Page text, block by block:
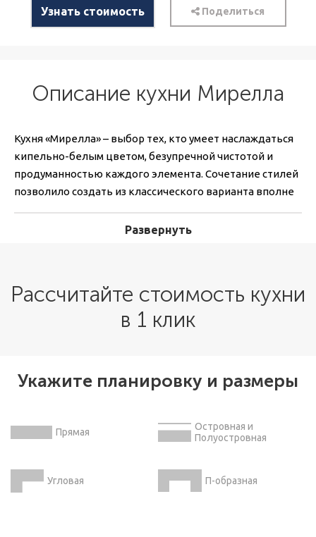
Описание кухни Мирелла
Кухня «Мирелла» – выбор тех, кто умеет наслаждаться
кипельно-белым цветом, безупречной чистотой и
продуманностью каждого элемента. Сочетание стилей
позволило создать из классического варианта вполне
подойдет тем, кто любит классику, но хотел бы
ваших предпочтений по дизайну и функционалу.
Каждый гарнитур выполняется по индивидуальному
заказу и полностью соответствует пожеланиям
Развернуть
Узнать стоимость Поделиться
Рассчитайте стоимость кухни
в 1 клик
Укажите планировку и размеры
Прямая
Островная и
Полуостровная
Угловая П-образная